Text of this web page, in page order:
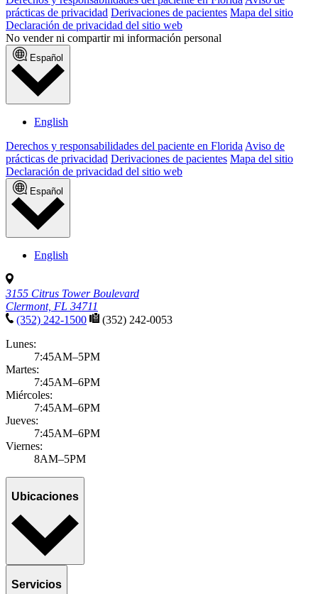
prácticas de privacidad Derivaciones de pacientes Mapa del sitio
Declaración de privacidad del sitio web
No vender ni compartir mi información personal
Español
English
Derechos y responsabilidades del paciente en Florida Aviso de
prácticas de privacidad Derivaciones de pacientes Mapa del sitio
Declaración de privacidad del sitio web
Español
English
3155 Citrus Tower Boulevard
Clermont, FL 34711
(352) 242-1500
(352) 242-0053
Lunes:
7:45AM–5PM
Martes:
7:45AM–6PM
Miércoles:
7:45AM–6PM
Jueves:
7:45AM–6PM
Viernes:
8AM–5PM
Ubicaciones
Servicios